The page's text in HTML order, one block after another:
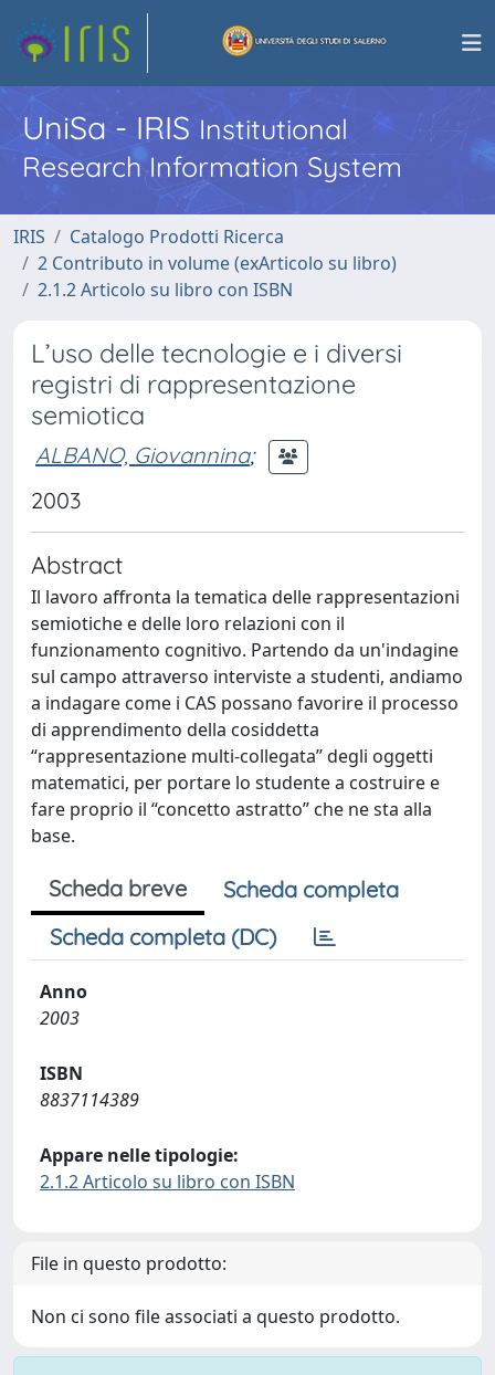
UniSa - IRISInstitutional
Research Information System
IRIS
Catalogo Prodotti Ricerca
2 Contributo in volume (exArticolo su libro)
2.1.2 Articolo su libro con ISBN
L’uso delle tecnologie e i diversi
registri di rappresentazione
semiotica
ALBANO, Giovannina;
2003
Abstract
Il lavoro affronta la tematica delle rappresentazioni
semiotiche e delle loro relazioni con il
funzionamento cognitivo. Partendo da un'indagine
sul campo attraverso interviste a studenti, andiamo
a indagare come i CAS possano favorire il processo
di apprendimento della cosiddetta
“rappresentazione multi-collegata” degli oggetti
matematici, per portare lo studente a costruire e
fare proprio il “concetto astratto” che ne sta alla
base.
Scheda breve
Scheda completa
Scheda completa (DC)
Anno
2003
ISBN
8837114389
Appare nelle tipologie:
2.1.2 Articolo su libro con ISBN
File in questo prodotto:
Non ci sono file associati a questo prodotto.